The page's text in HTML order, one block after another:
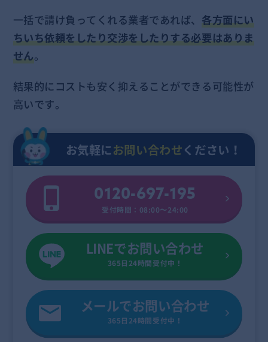
一括で請け負ってくれる業者であれば、 各方面にい
ちいち依頼をしたり交渉をしたりする必要はありま
せん。
結果的にコストも安く抑えることができる可能性が
高いです。
お気軽にお問い合わせください！
0120-697-195
受付時間：08:00〜24:00
LINEでお問い合わせ
365日24時間受付中！
メールでお問い合わせ
365日24時間受付中！